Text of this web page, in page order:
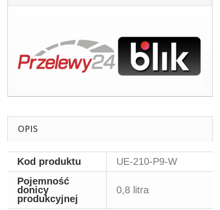
OPIS
Kod produktu
UE-210-P9-W
Pojemność
donicy
produkcyjnej
0,8 litra